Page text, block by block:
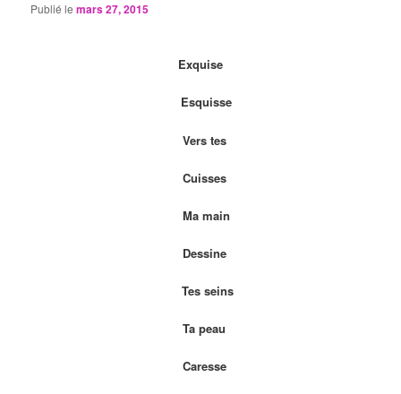
Publié lemars 27, 2015
Exquise
Esquisse
Vers tes
Cuisses
Ma main
Dessine
Tes seins
Ta peau
Caresse